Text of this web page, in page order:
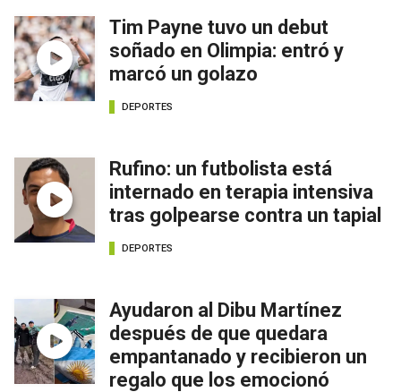
Tim Payne tuvo un debut
soñado en Olimpia: entró y
marcó un golazo
DEPORTES
Rufino: un futbolista está
internado en terapia intensiva
tras golpearse contra un tapial
DEPORTES
Ayudaron al Dibu Martínez
después de que quedara
empantanado y recibieron un
regalo que los emocionó